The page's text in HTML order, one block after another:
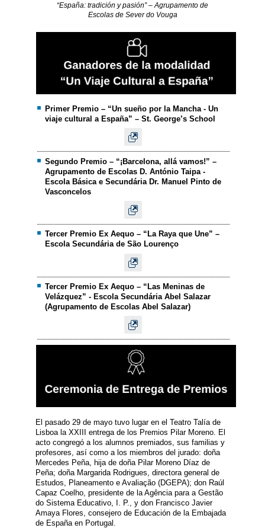
“España: tradición y pasión” – Agrupamento de
Escolas de Sever do Vouga
Primer Premio – “Un sueño por la Mancha - Un
viaje cultural a España” – St. George’s School
Segundo Premio – “¡Barcelona, allá vamos!” –
Agrupamento de Escolas D. António Taipa -
Escola Básica e Secundária Dr. Manuel Pinto de
Vasconcelos
Tercer Premio Ex Aequo – “La Raya que Une” –
Escola Secundária de São Lourenço
Tercer Premio Ex Aequo – “Las Meninas de
Velázquez” - Escola Secundária Abel Salazar
(Agrupamento de Escolas Abel Salazar)
El pasado 29 de mayo tuvo lugar en el Teatro Talía de
Lisboa la XXIII entrega de los Premios Pilar Moreno. El
acto congregó a los alumnos premiados, sus familias y
profesores, así como a los miembros del jurado: doña
Mercedes Peña, hija de doña Pilar Moreno Díaz de
Peña; doña Margarida Rodrigues, directora general de
Estudos, Planeamento e Avaliação (DGEPA); don Raúl
Capaz Coelho, presidente de la Agência para a Gestão
do Sistema Educativo, I. P., y don Francisco Javier
Amaya Flores, consejero de Educación de la Embajada
de España en Portugal.